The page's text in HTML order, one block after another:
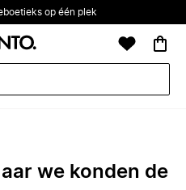
op één plek
we konden de